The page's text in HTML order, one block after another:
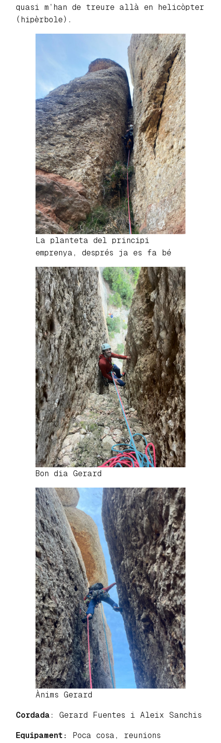
quasi m’han de treure allà en helicòpter
(hipèrbole).
La planteta del principi
emprenya, després ja es fa bé
Bon dia Gerard
Ànims Gerard
Cordada : Gerard Fuentes i Aleix Sanchis
Equipament: Poca cosa, reunions